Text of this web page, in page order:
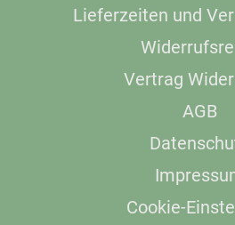
Lieferzeiten und
Vertrag
AGB
Cookie-